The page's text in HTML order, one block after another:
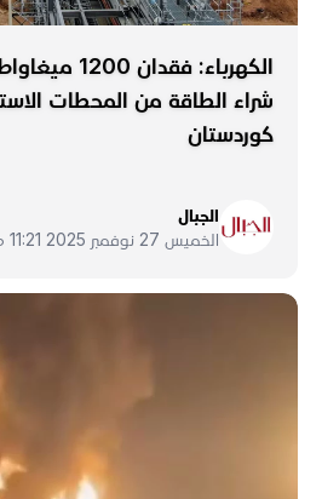
الكهرباء:
شراء الطاقة من المحطات
كوردستان
الجبال
الخميس 27 نوفمبر 2025 11:21 ص